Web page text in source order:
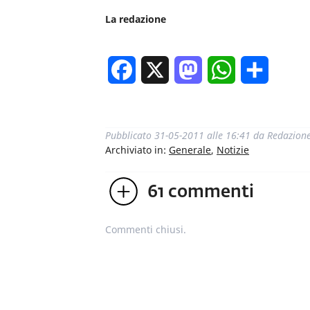
La redazione
Facebook MastodonWhatsApp
Pubblicato 31-05-2011 alle 16:41 da
Archiviato in: Generale, Notizie
61 commenti
Commenti chiusi.